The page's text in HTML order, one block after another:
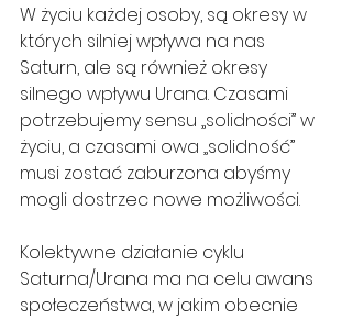
W życiu każdej osoby, są okresy w
których silniej wpływa na nas
Saturn, ale są również okresy
silnego wpływu Urana. Czasami
potrzebujemy sensu „solidności” w
życiu, a czasami owa „solidność”
musi zostać zaburzona abyśmy
mogli dostrzec nowe możliwości.
Kolektywne działanie cyklu
Saturna/Urana ma na celu awans
społeczeństwa, w jakim obecnie